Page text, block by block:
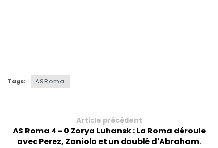
Tags: ASRoma
Article précédent
AS Roma 4 - 0 Zorya Luhansk : La Roma déroule
avec Perez, Zaniolo et un doublé d'Abraham.